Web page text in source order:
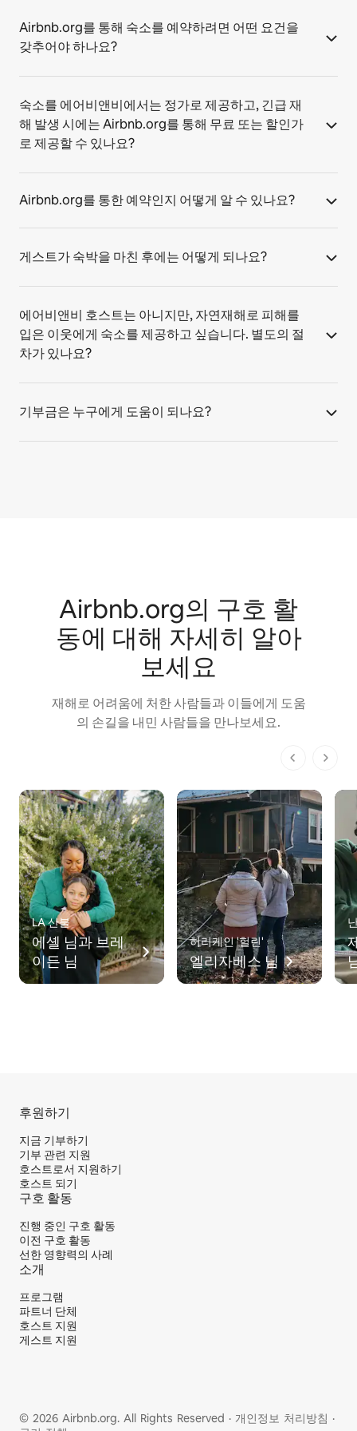
Airbnb.org를 통해 숙소를 예약하려면 어떤 요건을
갖추어야 하나요?
숙소를 에어비앤비에서는 정가로 제공하고, 긴급 재
해 발생 시에는 Airbnb.org를 통해 무료 또는 할인가
로 제공할 수 있나요?
Airbnb.org를 통한 예약인지 어떻게 알 수 있나요?
게스트가 숙박을 마친 후에는 어떻게 되나요?
에어비앤비 호스트는 아니지만, 자연재해로 피해를
입은 이웃에게 숙소를 제공하고 싶습니다. 별도의 절
차가 있나요?
기부금은 누구에게 도움이 되나요?
Airbnb.org의 구호 활
동에 대해 자세히 알아
보세요
재해로 어려움에 처한 사람들과 이들에게 도움
의 손길을 내민 사람들을 만나보세요.
전체 1페이
LA 산불
에셸 님과 브레
이든 님
허리케인 '헐린'
엘리자베스 님
후원하기
지금 기부하기
기부 관련 지원
호스트로서 지원하기
호스트 되기
구호 활동
진행 중인 구호 활동
이전 구호 활동
선한 영향력의 사례
소개
프로그램
파트너 단체
호스트 지원
게스트 지원
© 2026 Airbnb.org. All Rights Reserved · 개인정보 처리방침 ·